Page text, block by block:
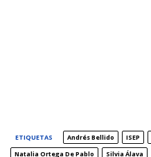
ETIQUETAS Andrés Bellido ISEP
Natalia Ortega De Pablo
Silvia Álava